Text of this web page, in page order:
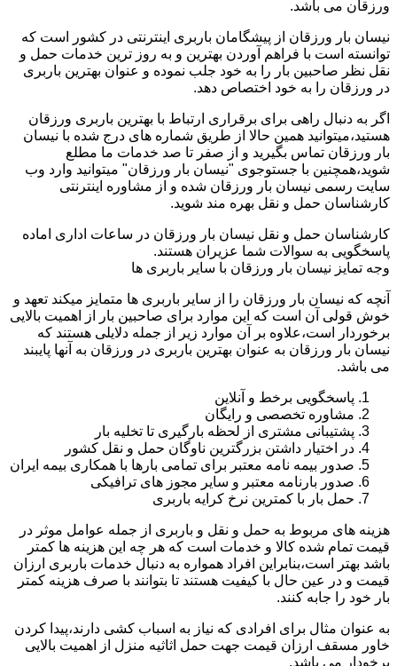
ورزقان می باشد.
نیسان بار ورزقان از پیشگامان باربری اینترنتی در کشور است که
توانسته است با فراهم آوردن بهترین و به روز ترین خدمات حمل و
نقل نظر صاحبین بار را به خود جلب نموده و عنوان بهترین باربری
در ورزقان را به خود اختصاص دهد.
اگر به دنبال راهی برای برقراری ارتباط با بهترین باربری ورزقان
هستید،میتوانید همین حالا از طریق شماره های درج شده با نیسان
بار ورزقان تماس بگیرید و از صفر تا صد خدمات ما مطلع
شوید،همچنین با جستوجوی "نیسان بار ورزقان" میتوانید وارد وب
سایت رسمی نیسان بار ورزقان شده و از مشاوره اینترنتی
کارشناسان حمل و نقل بهره مند شوید.
کارشناسان حمل و نقل نیسان بار ورزقان در ساعات اداری اماده
پاسخگویی به سوالات شما عزیران هستند.
وجه تمایز نیسان بار ورزقان با سایر باربری ها
آنچه که نیسان بار ورزقان را از سایر باربری ها متمایز میکند تعهد و
خوش قولی آن است که این موارد برای صاحبین بار از اهمیت بالایی
برخوردار است،علاوه بر آن موارد زیر از جمله دلایلی هستند که
نیسان بار ورزقان به عنوان بهترین باربری در ورزقان به آنها پایبند
می باشد.
پاسخگویی برخط و آنلاین
مشاوره تخصصی و رایگان
پشتیبانی مشتری از لحظه بارگیری تا تخلیه بار
در اختیار داشتن بزرگترین ناوگان حمل و نقل کشور
صدور بیمه نامه معتبر برای تمامی بارها با همکاری بیمه ایران
صدور بارنامه معتبر و سایر مجوز های ترافیکی
حمل بار با کمترین نرخ کرایه باربری
هزینه های مربوط به حمل و نقل و باربری از جمله عوامل موثر در
قیمت تمام شده کالا و خدمات است که هر چه این هزینه ها کمتر
باشد بهتر است،بنابراین افراد همواره به دنبال خدمات باربری ارزان
قیمت و در عین حال با کیفیت هستند تا بتوانند با صرف هزینه کمتر
بار خود را جابه کنند.
به عنوان مثال برای افرادی که نیاز به اسباب کشی دارند،پیدا کردن
خاور مسقف ارزان قیمت جهت حمل اثاثیه منزل از اهمیت بالایی
برخودار می باشد.